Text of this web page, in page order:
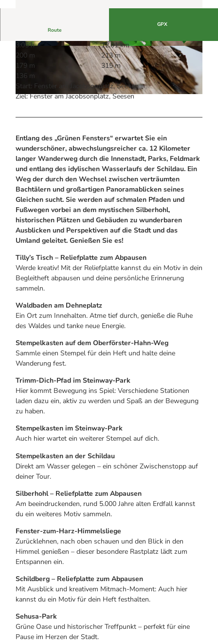
Wanderführer Jörg Kühnhold
Einkaufen
© Stadtmarketing & Tourismus Seesen |CC-BY-SA
© Stadtmarketing & Tourismus Seesen |
CC-BY-SA
© Stadtmarketing & Tourismus Seesen |
CC-BY-SA
Route
GPX
3:05 h
12,01 km
200 m
213 m
179 m
315 m
136 m
Start: Fenster am Jacobsonplatz, Seesen
Ziel: Fenster am Jacobsonplatz, Seesen
Entlang des „Grünen Fensters“ erwartet Sie ein
wunderschöner, abwechslungsreicher ca. 12 Kilometer
langer Wanderweg durch die Innenstadt, Parks, Feldmark
und entlang des idylischen Wasserlaufs der Schildau. Ein
Weg der durch den Wechsel zwischen verträumten
Bachtälern und großartigen Panoramablicken seines
Gleichen sucht. Sie werden auf schmalen Pfaden und
Fußwegen vorbei an dem mystischen Silberhohl,
historischen Plätzen und Gebäuden zu wunderbaren
Ausblicken und Perspektiven auf die Stadt und das
Umland geleitet. Genießen Sie es!
Tilly’s Tisch – Reliefplatte zum Abpausen
Werde kreativ! Mit der Reliefplatte kannst du ein Motiv in dein
Begleitheft abpausen und deine persönliche Erinnerung
sammeln.
Waldbaden am Dehneplatz
Ein Ort zum Innehalten. Atme tief durch, genieße die Ruhe
des Waldes und tanke neue Energie.
Stempelkasten auf dem Oberförster-Hahn-Weg
Sammle einen Stempel für dein Heft und halte deine
Wanderung fest.
Trimm-Dich-Pfad im Steinway-Park
Hier kommt Bewegung ins Spiel: Verschiedene Stationen
laden dazu ein, aktiv zu werden und Spaß an der Bewegung
zu haben.
Stempelkasten im Steinway-Park
Auch hier wartet ein weiterer Stempel auf dich.
Stempelkasten an der Schildau
Direkt am Wasser gelegen – ein schöner Zwischenstopp auf
deiner Tour.
Silberhohl – Reliefplatte zum Abpausen
Am beeindruckenden, rund 5.000 Jahre alten Erdfall kannst
du ein weiteres Motiv sammeln.
Fenster-zum-Harz-Himmelsliege
Zurücklehnen, nach oben schauen und den Blick in den
Himmel genießen – dieser besondere Rastplatz lädt zum
Entspannen ein.
Schildberg – Reliefplatte zum Abpausen
Mit Ausblick und kreativem Mitmach-Moment: Auch hier
kannst du ein Motiv für dein Heft festhalten.
Sehusa-Park
Grüne Oase und historischer Treffpunkt – perfekt für eine
Pause im Herzen der Stadt.